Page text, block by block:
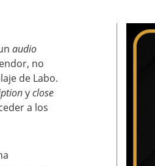
audio
no
de Labo.
yclose
a los